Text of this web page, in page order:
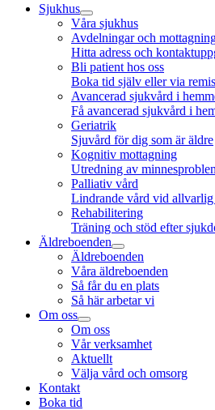
Sjukhus
Våra sjukhus
Avdelningar och
Hitta adress och
Bli patient hos oss
Boka tid själv eller via
Avancerad sjukvård i
Få avancerad sjukvård i
Geriatrik
Sjuvård för dig som är äldre
Kognitiv mottagning
Utredning av
Palliativ vård
Lindrande vård vid
Rehabilitering
Träning och stöd efter
Äldreboenden
Äldreboenden
Våra äldreboenden
Så får du en plats
Så här arbetar vi
Om oss
Om oss
Vår verksamhet
Aktuellt
Välja vård och omsorg
Kontakt
Boka tid